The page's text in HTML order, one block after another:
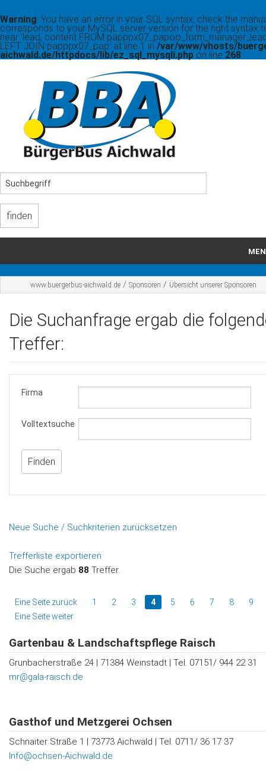
Warning: You have an error in your SQL syntax; check the
corresponds to your MySQL server version for the right syntax
near 'lead, content FROM
LEFT JOIN papppx07_pap' at line 1 in /var/www/vhosts/
aichwald.de/httpdocs/lib/ez_sql_mysqli.php on line 268
Startseite
Fahrplan
www.buergerbus-aichwald.de / Sponsoren / Übersicht unserer Sponsoren
Die Suchanfrage ergab die
Treffer:
Firma
Volltextsuche
Neue Suche / Suchkriterien zurücksetzen
Trefferliste exportieren
Die Suche ergab 88 Treffer.
Eine Seite zurück 1 2 3 4 5 6 7 8
9
Eine Seite weiter
Gartenbau & Landschaftspflege Raisch
Grunbacherstraße 24 | 71384 Weinstadt | Tel. 07151/ 944 22 31
mr@gala-raisch.de
Gasthof und Metzgerei Ochsen
Schnaiter Straße 1 | 73773 Aichwald | Tel. 0711/ 36 17 37
Info@ochsen-Aichwald.de